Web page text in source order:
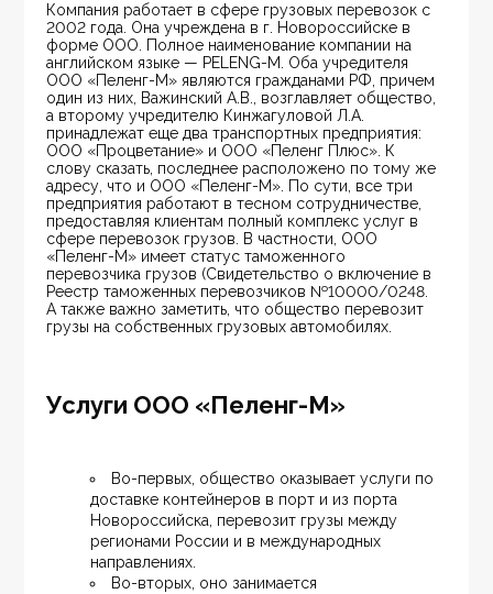
Компания работает в сфере грузовых перевозок с
2002 года. Она учреждена в г. Новороссийске в
форме ООО. Полное наименование компании на
английском языке — PELENG-M. Оба учредителя
ООО «Пеленг-М» являются гражданами РФ, причем
один из них, Важинский А.В., возглавляет общество,
а второму учредителю Кинжагуловой Л.А.
принадлежат еще два транспортных предприятия:
ООО «Процветание» и ООО «Пеленг Плюс». К
слову сказать, последнее расположено по тому же
адресу, что и ООО «Пеленг-М». По сути, все три
предприятия работают в тесном сотрудничестве,
предоставляя клиентам полный комплекс услуг в
сфере перевозок грузов. В частности, ООО
«Пеленг-М» имеет статус таможенного
перевозчика грузов (Свидетельство о включение в
Реестр таможенных перевозчиков №10000/0248.
А также важно заметить, что общество перевозит
грузы на собственных грузовых автомобилях.
Услуги ООО «Пеленг-М»
Во-первых, общество оказывает услуги по
доставке контейнеров в порт и из порта
Новороссийска, перевозит грузы между
регионами России и в международных
направлениях.
Во-вторых, оно занимается